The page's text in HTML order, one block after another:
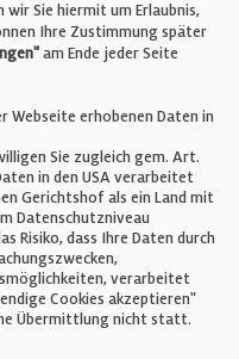
Sie hiermit um Erlaubnis,
Ihre Zustimmung später
am Ende jeder Seite
Webseite erhobenen Daten in
Sie zugleich gem. Art.
in den USA verarbeitet
Gerichtshof als ein Land mit
Datenschutzniveau
Risiko, dass Ihre Daten durch
verarbeitet
Cookies akzeptieren"
Übermittlung nicht statt.